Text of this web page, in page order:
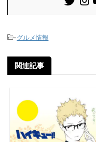
-グルメ情報
関連記事